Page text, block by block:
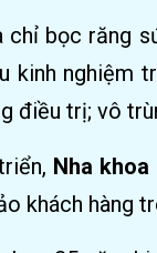
bọc răng
kinh nghiệm
điều trị; vô
Nha khoa
khách hàng